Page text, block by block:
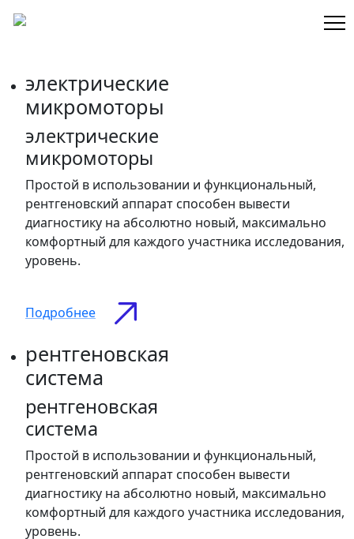
электрические
микромоторы
электрические
микромоторы
Простой в использовании и функциональный,
рентгеновский аппарат способен вывести
диагностику на абсолютно новый, максимально
комфортный для каждого участника исследования,
уровень.
Подробнее
рентгеновская
система
рентгеновская
система
Простой в использовании и функциональный,
рентгеновский аппарат способен вывести
диагностику на абсолютно новый, максимально
комфортный для каждого участника исследования,
уровень.